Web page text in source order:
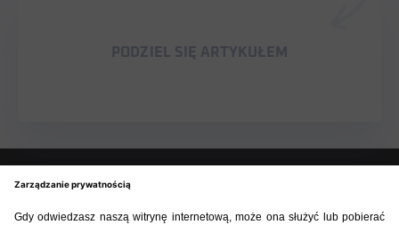
PODZIEL SIĘ ARTYKUŁEM
BIBLIOTEKA PZPN